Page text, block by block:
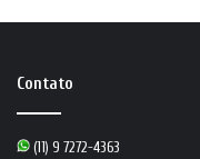
Contato
(11) 9 7272-4363